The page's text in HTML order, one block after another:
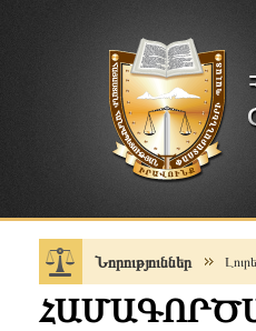
Նորություններ